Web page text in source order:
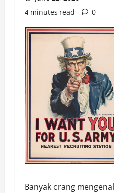
4 minutes read
0
Banyak orang mengenal